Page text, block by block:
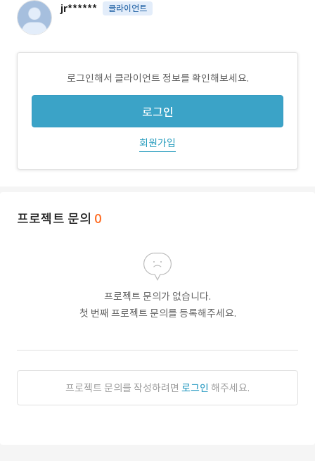
jr****** 클라이언트
로그인해서 클라이언트 정보를 확인해보세요.
로그인
회원가입
프로젝트 문의 0
프로젝트 문의가 없습니다.
첫 번째 프로젝트 문의를 등록해주세요.
프로젝트 문의를 작성하려면 로그인 해주세요.